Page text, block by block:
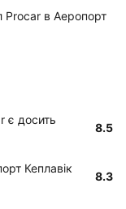
Procar в Аеропорт
є досить
8.5
Кеплавік
8.3